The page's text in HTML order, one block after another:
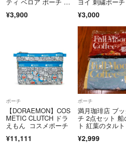
ティ ベロア ポーチ ブ
¥3,900
ヨイ 刺繍ポー
ン
¥3,000
ポーチ
【DORAEMON】COS
METIC CLUTCH ドラ
えもん コスメポーチ
¥11,111
ポーチ
満月珈琲店 ブ
チ 2点セット 船
ト 紅葉のタルト
¥2,999